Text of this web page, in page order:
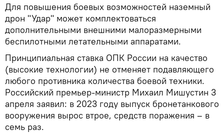
Для повышения боевых возможностей наземный
дрон "Удар" может комплектоваться
дополнительными внешними малоразмерными
беспилотными летательными аппаратами.
Принципиальная ставка ОПК России на качество
(высокие технологии) не отменяет подавляющего
любого противника количества боевой техники.
Российский премьер-министр Михаил Мишустин 3
апреля заявил: в 2023 году выпуск бронетанкового
вооружения вырос втрое, средств поражения – в
семь раз.